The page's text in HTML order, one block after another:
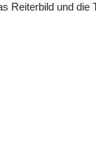
Reiterbild und die